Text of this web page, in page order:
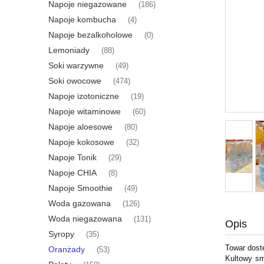
Napoje niegazowane (186)
Napoje kombucha (4)
Napoje bezalkoholowe (0)
Lemoniady (88)
Soki warzywne (49)
Soki owocowe (474)
Napoje izotoniczne (19)
Napoje witaminowe (60)
Napoje aloesowe (80)
Napoje kokosowe (32)
Napoje Tonik (29)
Napoje CHIA (8)
Napoje Smoothie (49)
Woda gazowana (126)
Woda niegazowana (131)
Syropy (35)
Oranżady (53)
Opis
Towar
Kultowy